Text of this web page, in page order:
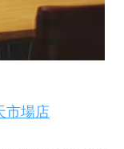
市場店